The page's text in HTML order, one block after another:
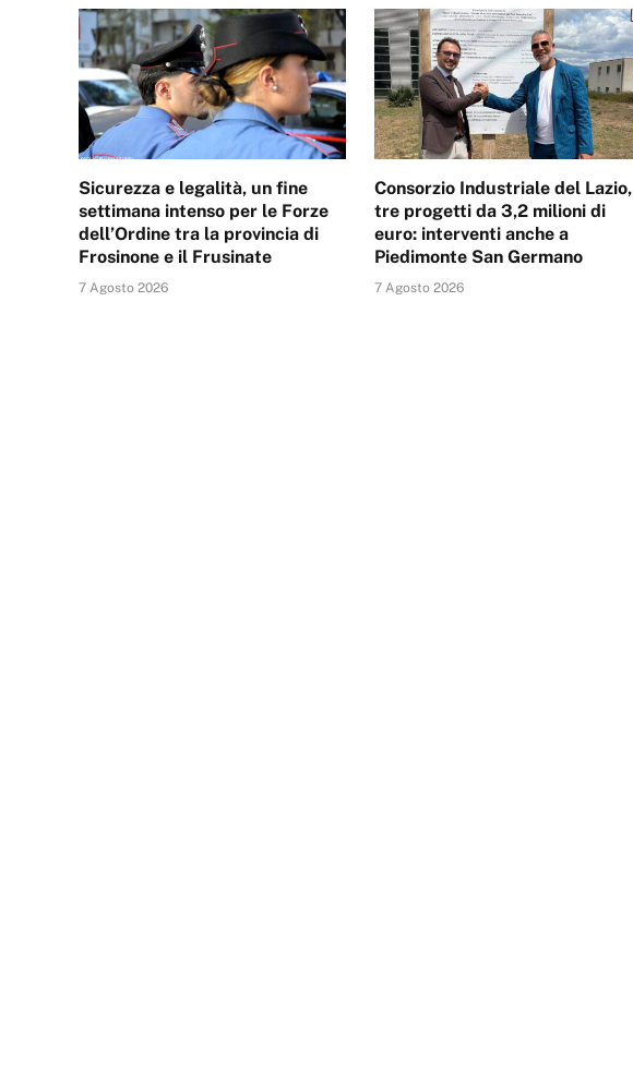
Sicurezza e legalità, un fine
settimana intenso per le Forze
dell’Ordine tra la provincia di
Frosinone e il Frusinate
7 Agosto 2026
Consorzio Industriale del Lazio,
tre progetti da 3,2 milioni di
euro: interventi anche a
Piedimonte San Germano
7 Agosto 2026